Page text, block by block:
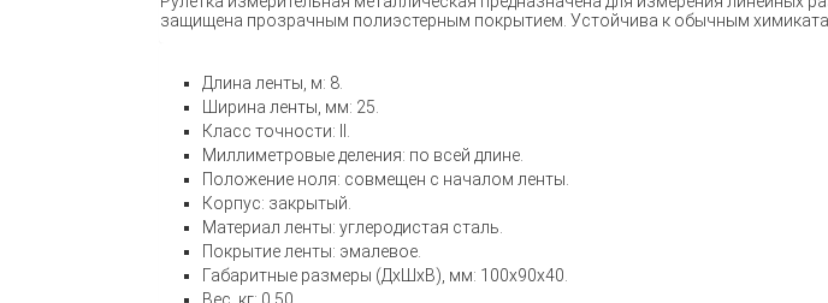
защищена прозрачным полиэстерным покрытием. Устойчива к обычным
Длина ленты, м: 8.
Ширина ленты, мм: 25.
Класс точности: II.
Миллиметровые деления: по всей длине.
Положение ноля: совмещен с началом ленты.
Корпус: закрытый.
Материал ленты: углеродистая сталь.
Покрытие ленты: эмалевое.
Габаритные размеры (ДхШхВ), мм: 100х90х40.